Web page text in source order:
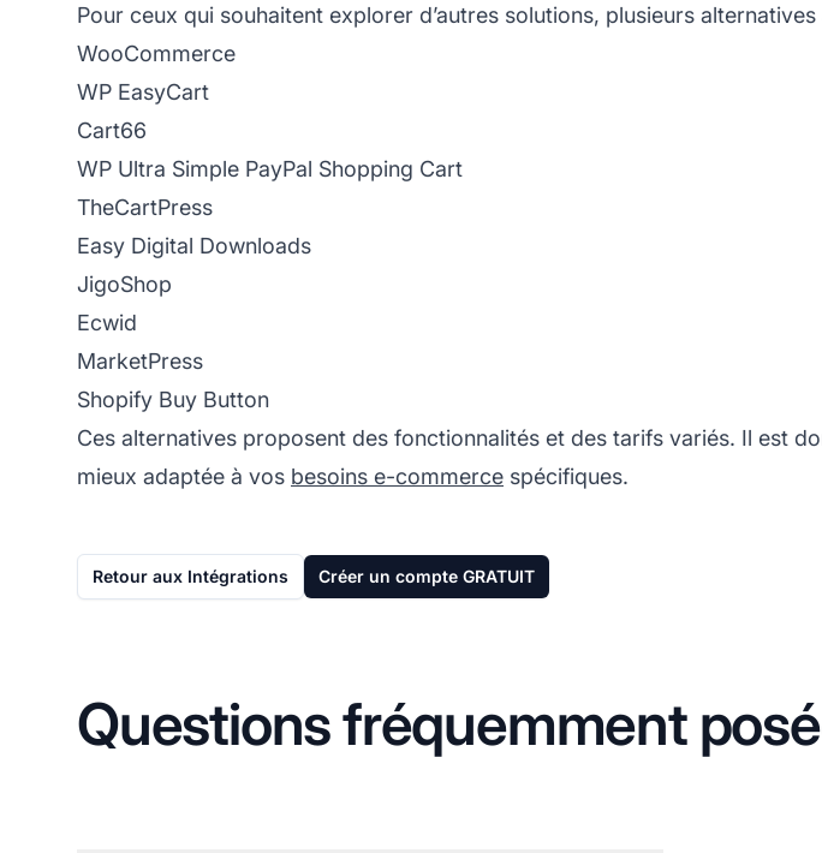
Pour ceux qui souhaitent explorer d’autres solutions, plusieurs
WooCommerce
WP EasyCart
Cart66
WP Ultra Simple PayPal Shopping Cart
TheCartPress
Easy Digital Downloads
JigoShop
Ecwid
MarketPress
Shopify Buy Button
Ces alternatives proposent des fonctionnalités et des tarifs variés. Il est
mieux adaptée à vos besoins e-commerce spécifiques.
Retour aux Intégrations Créer un compte GRATUIT
Questions fréquemment